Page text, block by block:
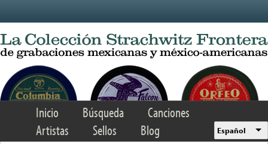
Inicio Búsqueda
Canciones
Artistas
Sellos Blog Español